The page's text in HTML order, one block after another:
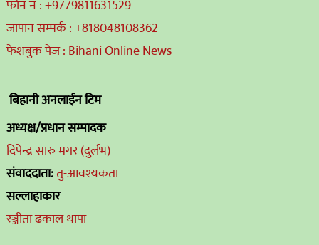
फोन नं : +9779811631529
जापान सम्पर्क : +818048108362
फेशबुक पेज : Bihani Online News
बिहानी अनलाईन टिम
अध्यक्ष/प्रधान सम्पादक
दिपेन्द्र सारु मगर (दुर्लभ)
संवाददाता:तु-आवश्यकता
सल्लाहाकार
रञ्जीता ढकाल थापा